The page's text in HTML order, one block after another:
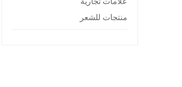
منتجات للشعر